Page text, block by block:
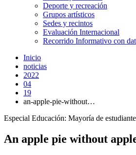
Deporte y recreación
Grupos artísticos
Sedes y recintos
Evaluación Internacional
Recorrido Informativo con
Inicio
noticias
2022
04
19
an-apple-pie-without…
Especial Educación: Mayoría de
An apple pie without